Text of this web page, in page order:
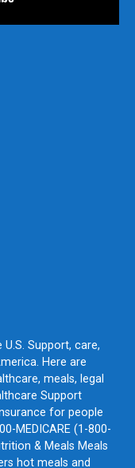
Support, care,
Here are
meals, legal
Support
for people
MEDICARE (1-800-
& Meals Meals
hot meals and